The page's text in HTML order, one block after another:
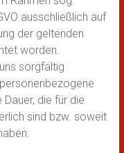
ausschließlich auf
der geltenden
worden.
sorgfältig
die für die
sind bzw. soweit